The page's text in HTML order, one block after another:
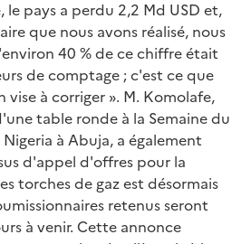
le pays a perdu 2,2 Md USD et,
que nous avons réalisé, nous
40 % de ce chiffre était
de comptage ; c'est ce que
à corriger ». M. Komolafe,
table ronde à la Semaine du
à Abuja, a également
d'appel d'offres pour la
torches de gaz est désormais
retenus seront
à venir. Cette annonce